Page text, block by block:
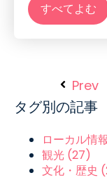
すべてよむ
Prev
タグ別の記事
ローカル情
観光 (27)
文化・歴史